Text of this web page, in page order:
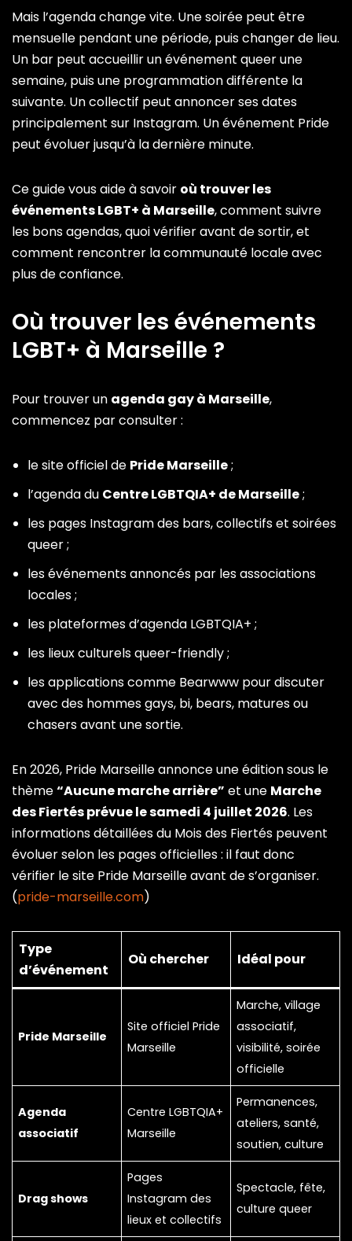
Mais l’agenda change vite. Une soirée peut être
mensuelle pendant une période, puis changer de lieu.
Un bar peut accueillir un événement queer une
semaine, puis une programmation différente la
suivante. Un collectif peut annoncer ses dates
principalement sur Instagram. Un événement Pride
peut évoluer jusqu’à la dernière minute.
Ce guide vous aide à savoir où trouver les
événements LGBT+ à Marseille, comment suivre
les bons agendas, quoi vérifier avant de sortir, et
comment rencontrer la communauté locale avec
plus de confiance.
Où trouver les événements
LGBT+ à Marseille ?
Pour trouver un agenda gay à Marseille,
commencez par consulter :
le site officiel de Pride Marseille;
l’agenda du Centre LGBTQIA+ de Marseille;
les pages Instagram des bars, collectifs et soirées
queer ;
les événements annoncés par les associations
locales ;
les plateformes d’agenda LGBTQIA+ ;
les lieux culturels queer-friendly ;
les applications comme Bearwww pour discuter
avec des hommes gays, bi, bears, matures ou
chasers avant une sortie.
En 2026, Pride Marseille annonce une édition sous le
thème“Aucune marche arrière” et une Marche
des Fiertés prévue le samedi 4 juillet 2026. Les
informations détaillées du Mois des Fiertés peuvent
évoluer selon les pages officielles : il faut donc
vérifier le site Pride Marseille avant de s’organiser.
(pride-marseille.com)
Type
d’événement
Où chercher Idéal pour
Pride Marseille
Site officiel Pride
Marseille
Marche, village
associatif,
visibilité, soirée
officielle
Agenda
associatif
Centre LGBTQIA+
Marseille
Permanences,
ateliers, santé,
soutien, culture
Drag shows
Pages
Instagram des
lieux et collectifs
Spectacle, fête,
culture queer